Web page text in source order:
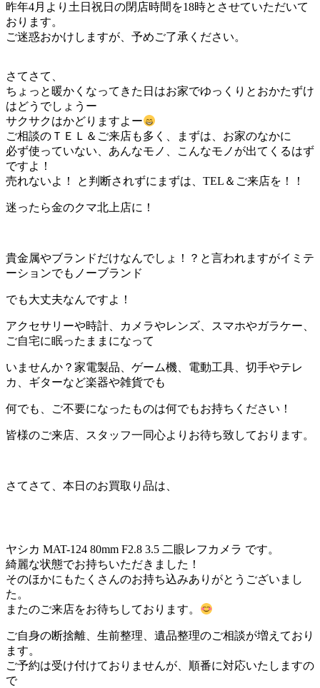
昨年4月より土日祝日の閉店時間を18時とさせていただいて
おります。
ご迷惑おかけしますが、予めご了承ください。
さてさて、
ちょっと暖かくなってきた日はお家でゆっくりとおかたずけ
はどうでしょうー
サクサクはかどりますよー
ご相談のＴＥＬ＆ご来店も多く、まずは、お家のなかに
必ず使っていない、あんなモノ、こんなモノが出てくるはず
ですよ！
売れないよ！ と判断されずにまずは、TEL＆ご来店を！！
迷ったら金のクマ北上店に！
貴金属やブランドだけなんでしょ！？と言われますがイミテ
ーションでもノーブランド
でも大丈夫なんですよ！
アクセサリーや時計、カメラやレンズ、スマホやガラケー、
ご自宅に眠ったままになって
いませんか？家電製品、ゲーム機、電動工具、切手やテレ
カ、ギターなど楽器や雑貨でも
何でも、ご不要になったものは何でもお持ちください！
皆様のご来店、スタッフ一同心よりお待ち致しております。
さてさて、本日のお買取り品は、
ヤシカ MAT-124 80mm F2.8 3.5 二眼レフカメラ です。
綺麗な状態でお持ちいただきました！
そのほかにもたくさんのお持ち込みありがとうございまし
た。
またのご来店をお待ちしております。
ご自身の断捨離、生前整理、遺品整理のご相談が増えており
ます。
ご予約は受け付けておりませんが、順番に対応いたしますの
で